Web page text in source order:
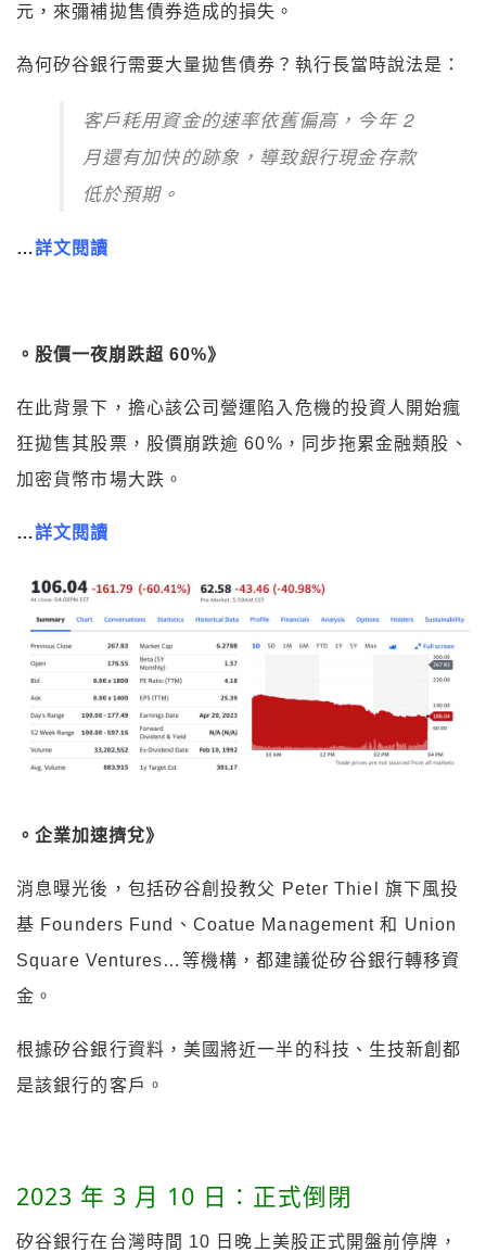
元，來彌補拋售債券造成的損失。
為何矽谷銀行需要大量拋售債券？執行長當時說法是：
客戶耗用資金的速率依舊偏高，今年 2
月還有加快的跡象，導致銀行現金存款
低於預期。
…詳文閱讀
。股價一夜崩跌超 60%》
在此背景下，擔心該公司營運陷入危機的投資人開始瘋
狂拋售其股票，股價崩跌逾 60%，同步拖累金融類股、
加密貨幣市場大跌。
…詳文閱讀
。企業加速擠兌》
消息曝光後，包括矽谷創投教父 Peter Thiel 旗下風投
基 Founders Fund、Coatue Management 和 Union
Square Ventures…等機構，都建議從矽谷銀行轉移資
金。
根據矽谷銀行資料，美國將近一半的科技、生技新創都
是該銀行的客戶。
2023 年 3 月 10 日：正式倒閉
矽谷銀行在台灣時間 10 日晚上美股正式開盤前停牌，